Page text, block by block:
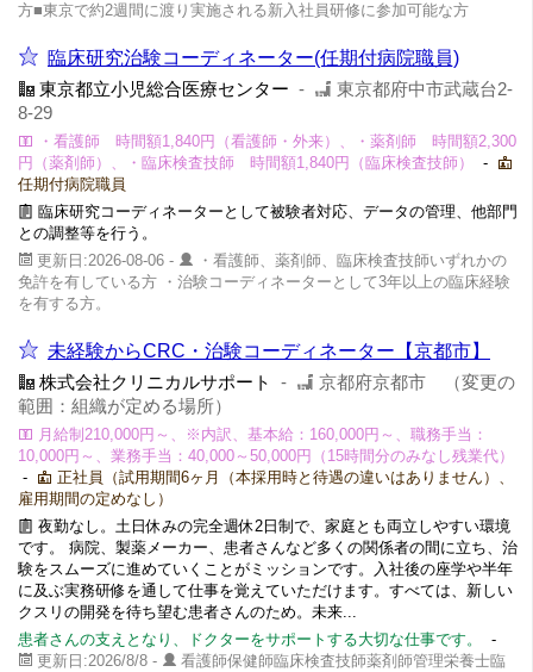
方■東京で約2週間に渡り実施される新入社員研修に参加可能な方
臨床研究治験コーディネーター(任期付病院職員)
東京都立小児総合医療センター -
東京都府中市武蔵台2-
8-29
・看護師 時間額1,840円（看護師・外来）、・薬剤師 時間額2,300
円（薬剤師）、・臨床検査技師 時間額1,840円（臨床検査技師）
-
任期付病院職員
臨床研究コーディネーターとして被験者対応、データの管理、他部門
との調整等を行う。
更新日:2026-08-06 -
・看護師、薬剤師、臨床検査技師いずれかの
免許を有している方 ・治験コーディネーターとして3年以上の臨床経験
を有する方。
未経験からCRC・治験コーディネーター【京都市】
株式会社クリニカルサポート -
京都府京都市 （変更の
範囲：組織が定める場所）
月給制210,000円～、※内訳、基本給：160,000円～、職務手当：
10,000円～、業務手当：40,000～50,000円（15時間分のみなし残業代）
-
正社員（試用期間6ヶ月（本採用時と待遇の違いはありません）、
雇用期間の定めなし）
夜勤なし。土日休みの完全週休2日制で、家庭とも両立しやすい環境
です。 病院、製薬メーカー、患者さんなど多くの関係者の間に立ち、治
験をスムーズに進めていくことがミッションです。入社後の座学や半年
に及ぶ実務研修を通して仕事を覚えていただけます。すべては、新しい
クスリの開発を待ち望む患者さんのため。未来...
患者さんの支えとなり、ドクターをサポートする大切な仕事です。
-
更新日:2026/8/8 -
看護師保健師臨床検査技師薬剤師管理栄養士臨